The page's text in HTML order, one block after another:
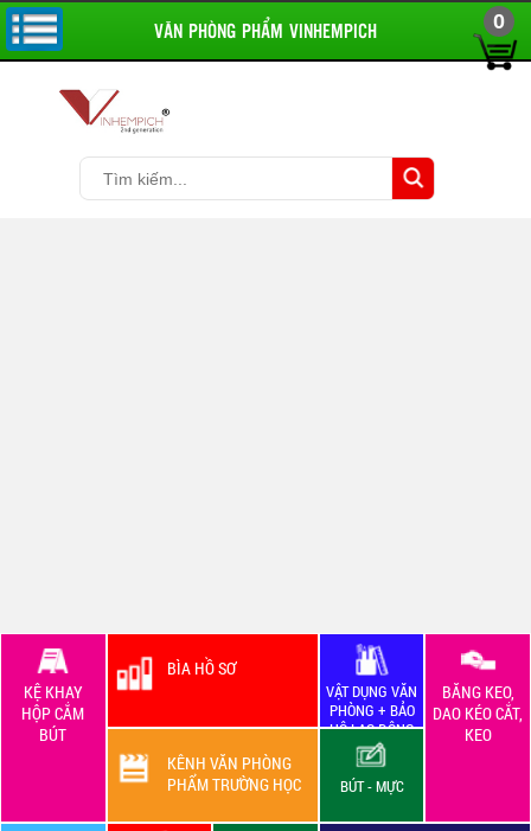
VĂN PHÒNG PHẨM VINHEMPICH
KỆ KHAY
HỘP CẮM
BÚT
BÌA HỒ SƠ
VẬT DỤNG VĂN
PHÒNG + BẢO
HỘ LAO ĐỘNG
BĂNG KEO,
DAO KÉO CẮT,
KEO
KÊNH VĂN PHÒNG
PHẨM TRƯỜNG HỌC
BÚT - MỰC
0